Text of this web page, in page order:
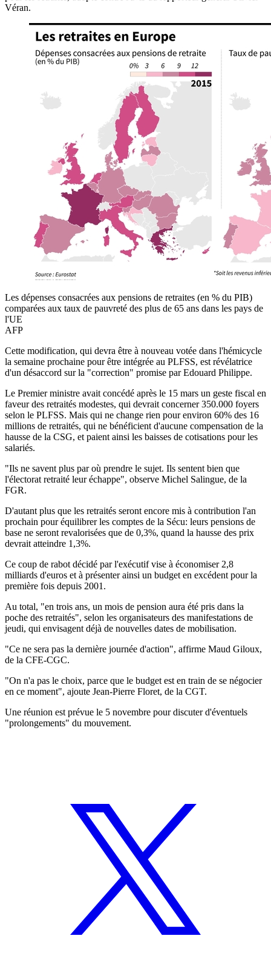
Véran.
Les dépenses consacrées aux pensions de retraites (en % du PIB)
comparées aux taux de pauvreté des plus de 65 ans dans les pays de
l'UE
AFP
Cette modification, qui devra être à nouveau votée dans l'hémicycle
la semaine prochaine pour être intégrée au PLFSS, est révélatrice
d'un désaccord sur la "correction" promise par Edouard Philippe.
Le Premier ministre avait concédé après le 15 mars un geste fiscal en
faveur des retraités modestes, qui devrait concerner 350.000 foyers
selon le PLFSS. Mais qui ne change rien pour environ 60% des 16
millions de retraités, qui ne bénéficient d'aucune compensation de la
hausse de la CSG, et paient ainsi les baisses de cotisations pour les
salariés.
"Ils ne savent plus par où prendre le sujet. Ils sentent bien que
l'électorat retraité leur échappe", observe Michel Salingue, de la
FGR.
D'autant plus que les retraités seront encore mis à contribution l'an
prochain pour équilibrer les comptes de la Sécu: leurs pensions de
base ne seront revalorisées que de 0,3%, quand la hausse des prix
devrait atteindre 1,3%.
Ce coup de rabot décidé par l'exécutif vise à économiser 2,8
milliards d'euros et à présenter ainsi un budget en excédent pour la
première fois depuis 2001.
Au total, "en trois ans, un mois de pension aura été pris dans la
poche des retraités", selon les organisateurs des manifestations de
jeudi, qui envisagent déjà de nouvelles dates de mobilisation.
"Ce ne sera pas la dernière journée d'action", affirme Maud Giloux,
de la CFE-CGC.
"On n'a pas le choix, parce que le budget est en train de se négocier
en ce moment", ajoute Jean-Pierre Floret, de la CGT.
Une réunion est prévue le 5 novembre pour discuter d'éventuels
"prolongements" du mouvement.